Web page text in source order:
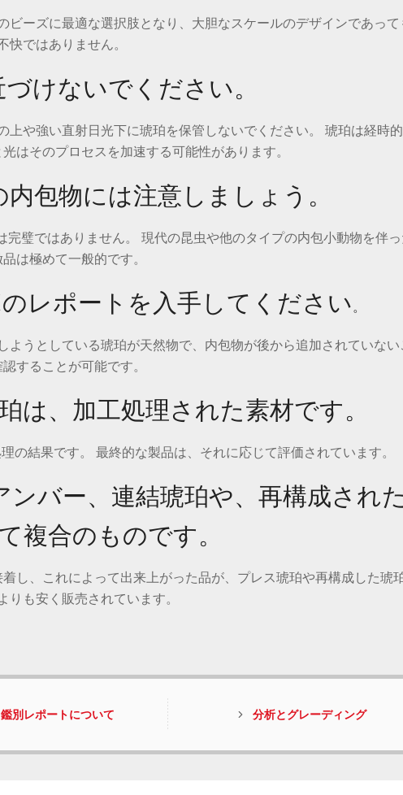
ーズに最適な選択肢となり、大胆なスケールのデザインであって
快ではありません。
けないでください。
や強い直射日光下に琥珀を保管しないでください。 琥珀は経時
はそのプロセスを加速する可能性があります。
包物には注意しましょう。
璧ではありません。 現代の昆虫や他のタイプの内包小動物を伴
は極めて一般的です。
レポートを入手してください 。
うとしている琥珀が天然物で、内包物が後から追加されていない
することが可能です。
は、加工処理された素材です。
の結果です。 最終的な製品は、それに応じて評価されています。
バー、連結琥珀や、再構成され
複合のものです。
し、これによって出来上がった品が、プレス琥珀や再構成した琥
りも安く販売されています。​​
鑑別レポートについて 分析とグレーディング